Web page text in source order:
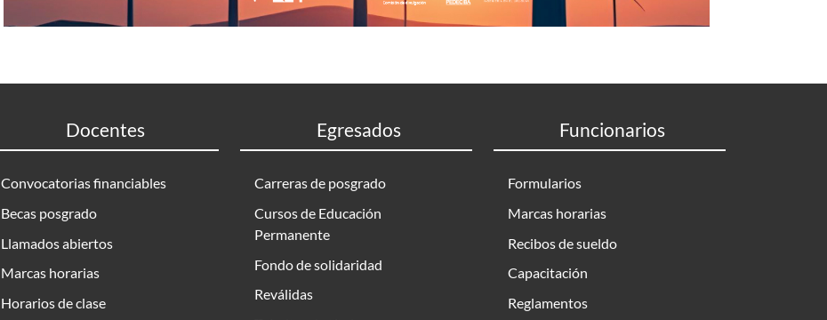
Docentes
Convocatorias financiables
Becas posgrado
Llamados abiertos
Marcas horarias
Horarios de clase
Egresados
Carreras de posgrado
Cursos de Educación
Permanente
Fondo de solidaridad
Reválidas
Funcionarios
Formularios
Marcas horarias
Recibos de sueldo
Capacitación
Reglamentos